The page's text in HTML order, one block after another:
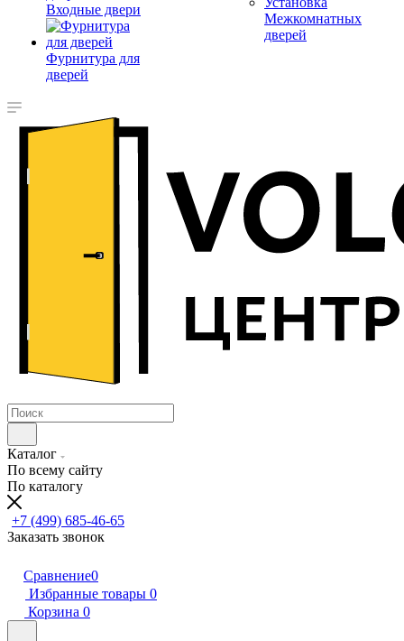
Входные двери
Фурнитура для
дверей
Межкомнатных
дверей
Каталог
По всему сайту
По каталогу
+7 (499) 685-46-65
Заказать звонок
Сравнение0
Избранные товары 0
Корзина 0